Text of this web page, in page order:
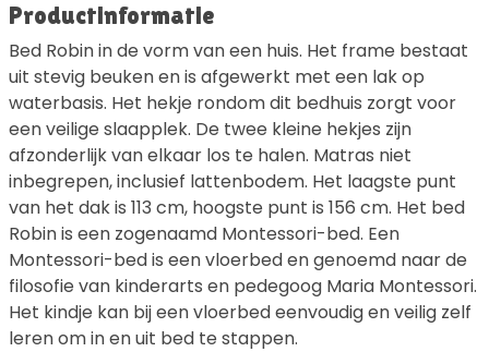
Productinformatie
Bed Robin in de vorm van een huis. Het frame bestaat
uit stevig beuken en is afgewerkt met een lak op
waterbasis. Het hekje rondom dit bedhuis zorgt voor
een veilige slaapplek. De twee kleine hekjes zijn
afzonderlijk van elkaar los te halen. Matras niet
inbegrepen, inclusief lattenbodem. Het laagste punt
van het dak is 113 cm, hoogste punt is 156 cm. Het bed
Robin is een zogenaamd Montessori-bed. Een
Montessori-bed is een vloerbed en genoemd naar de
filosofie van kinderarts en pedegoog Maria Montessori.
Het kindje kan bij een vloerbed eenvoudig en veilig zelf
leren om in en uit bed te stappen.